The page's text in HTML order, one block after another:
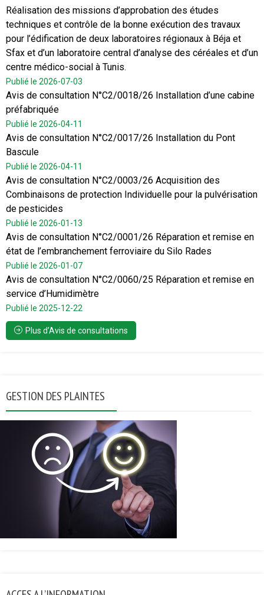
Réalisation des missions d’approbation des études
techniques et contrôle de la bonne exécution des travaux
pour l’édification de deux laboratoires régionaux à Béja et
Sfax et d’un laboratoire central d’analyse des céréales et d’un
centre médico-social à Tunis.
Publié le 2026-07-03
Avis de consultation N°C2/0018/26 Installation d’une cabine
préfabriquée
Publié le 2026-04-11
Avis de consultation N°C2/0017/26 Installation du Pont
Bascule
Publié le 2026-04-11
Avis de consultation N°C2/0003/26 Acquisition des
Combinaisons de protection Individuelle pour la pulvérisation
de pesticides
Publié le 2026-01-13
Avis de consultation N°C2/0001/26 Réparation et remise en
état de l’embranchement ferroviaire du Silo Rades
Publié le 2026-01-07
Avis de consultation N°C2/0060/25 Réparation et remise en
service d’Humidimètre
Publié le 2025-12-22
Plus d’Avis de consultations
GESTION DES PLAINTES